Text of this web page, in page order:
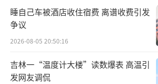
睡自己车被酒店收住宿费 离谱收费引发
争议
2026-08-05 20:50:16
吉林一“温度计大楼”读数爆表 高温引
发网友调侃